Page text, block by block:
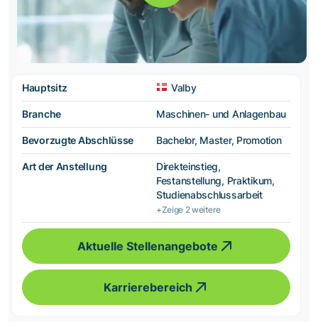
Hauptsitz Valby
Branche Maschinen- und Anlagenbau
Bevorzugte Abschlüsse Bachelor, Master, Promotion
Art der Anstellung
Direkteinstieg,
Festanstellung, Praktikum,
Studienabschlussarbeit
+Zeige 2 weitere
Aktuelle Stellenangebote
Karrierebereich